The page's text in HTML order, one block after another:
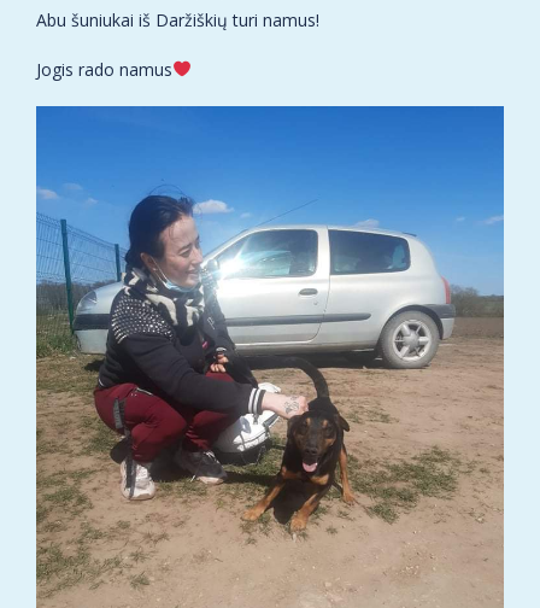
Abu šuniukai iš Daržiškių turi namus!
Jogis rado namus